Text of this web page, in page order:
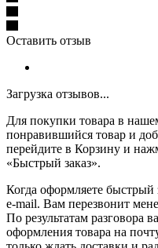
Оставить отзыв
Загрузка отзывов...
Для покупки товара в
понравившийся товар и
перейдите в Корзину и
«Быстрый заказ».
Когда оформляете
e-mail. Вам перезвонит
По результатам разговора
оформления товара на